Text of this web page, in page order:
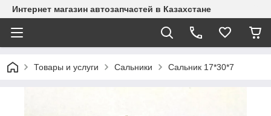
Интернет магазин автозапчастей в Казахстане
Товары и услуги Сальники Сальник 17*30*7